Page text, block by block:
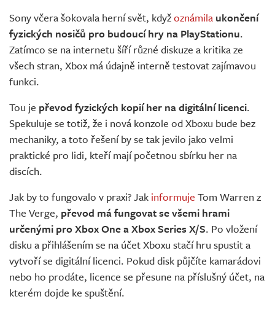
Živě
Sony včera šokovala herní svět, kdyžoznámila ukončení
fyzických nosičů pro budoucí hry na PlayStationu.
Zatímco se na internetu šíří různé diskuze a kritika ze
všech stran, Xbox má údajně interně testovat zajímavou
funkci.
Tou je převod fyzických kopií her na digitální licenci.
Spekuluje se totiž, že i nová konzole od Xboxu bude bez
mechaniky, a toto řešení by se tak jevilo jako velmi
praktické pro lidi, kteří mají početnou sbírku her na
discích.
Jak by to fungovalo v praxi? Jak informuje Tom Warren z
The Verge, převod má fungovat se všemi hrami
určenými pro Xbox One a Xbox Series X/S. Po vložení
disku a přihlášením se na účet Xboxu stačí hru spustit a
vytvoří se digitální licenci. Pokud disk půjčíte kamarádovi
nebo ho prodáte, licence se přesune na příslušný účet, na
kterém dojde ke spuštění.